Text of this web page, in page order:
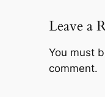
Leave a
You must
comment.